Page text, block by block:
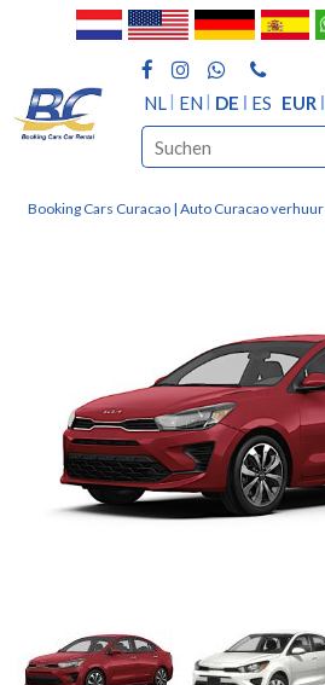
NL EN DE ES EUR
Booking Cars Curacao | Auto Curacao verhuur